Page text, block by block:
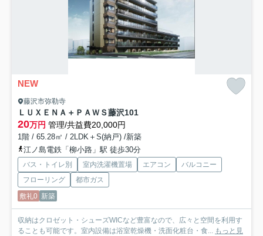
NEW
藤沢市弥勒寺
ＬＵＸＥＮＡ＋ＰＡＷＳ藤沢101
20万円 管理/共益費20,000円
1階 / 65.28㎡ / 2LDK＋S(納戸) /新築
江ノ島電鉄「柳小路」駅 徒歩30分
バス・トイレ別 室内洗濯機置場 エアコン
バルコニー
フローリング
都市ガス
敷礼0 新築
収納はクロゼット・シューズWICなど豊富なので、広々と空間を利用す
ることも可能です。室内設備は浴室乾燥機・洗面化粧台・食... もっと見